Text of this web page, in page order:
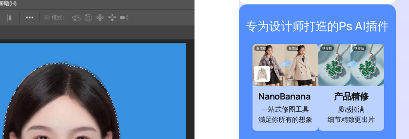
专为设计师打造的Ps AI插件
NanoBanana
一站式修图工具
满足你所有的想象
产品精修
质感拉满
细节精致更出片